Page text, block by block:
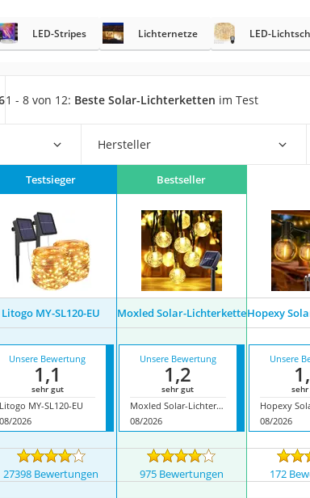
Überwachungskamera
Akku-Laubsauger
Multimeter
Winterharte Palmen
Gasdurchlauferhitzer
Service
LED-Stripes Lichternetze LED-
1 - 8 von 12: Beste Solar-Lichterketten im Test
Hersteller
Testsieger Bestseller
Litogo ‎MY-SL120-EU Moxled Solar-LichterketteHopexy
Unsere Bewertung
1,1
sehr gut
Litogo ‎MY-SL120-EU
08/2026
Unsere Bewertung
1,2
sehr gut
Moxled Solar-Lichterkette
08/2026
Unsere
08/2026
27398 Bewertungen 975 Bewertungen 172